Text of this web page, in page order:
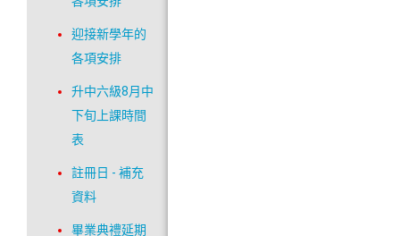
迎接新學年的
各項安排
升中六級8月中
下旬上課時間
表
註冊日 - 補充
資料
畢業典禮延期